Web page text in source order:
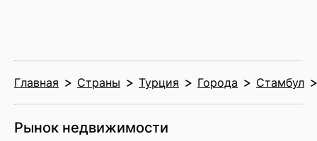
Главная Страны Турция Города Стамбул
Рынок недвижимости